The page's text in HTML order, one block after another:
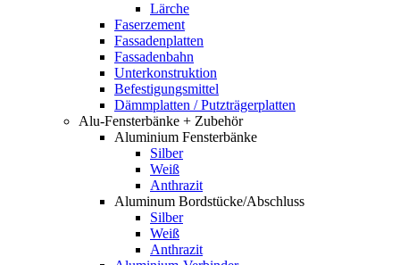
Lärche
Faserzement
Fassadenplatten
Fassadenbahn
Unterkonstruktion
Befestigungsmittel
Dämmplatten / Putzträgerplatten
Alu-Fensterbänke + Zubehör
Aluminium Fensterbänke
Silber
Weiß
Anthrazit
Aluminum Bordstücke/Abschluss
Silber
Weiß
Anthrazit